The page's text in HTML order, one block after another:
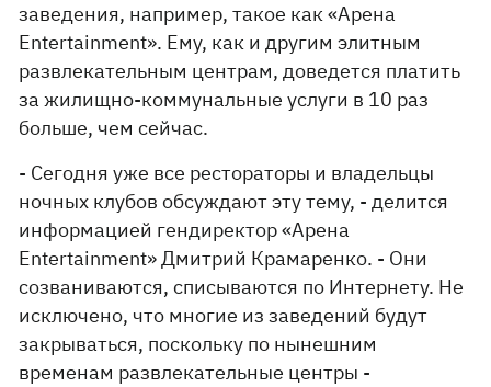
заведения, например, такое как «Арена
Entertainment». Ему, как и другим элитным
развлекательным центрам, доведется платить
за жилищно-коммунальные услуги в 10 раз
больше, чем сейчас.
- Сегодня уже все рестораторы и владельцы
ночных клубов обсуждают эту тему, - делится
информацией гендиректор «Арена
Entertainment» Дмитрий Крамаренко. - Они
созваниваются, списываются по Интернету. Не
исключено, что многие из заведений будут
закрываться, поскольку по нынешним
временам развлекательные центры -